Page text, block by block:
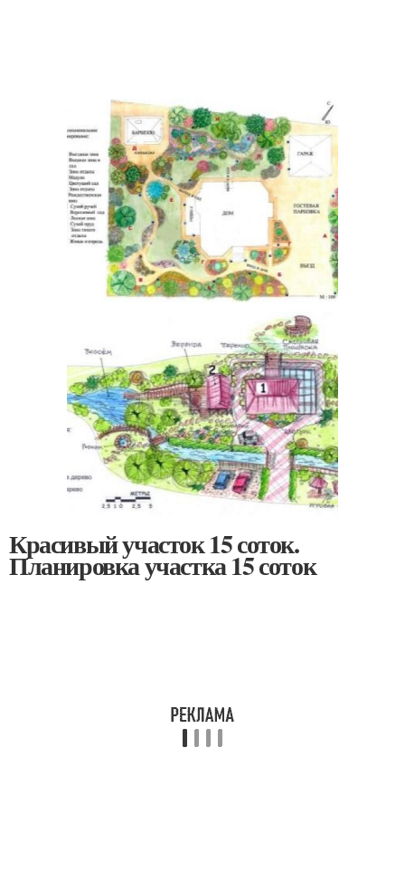
Красивый участок 15 соток.
Планировка участка 15 соток